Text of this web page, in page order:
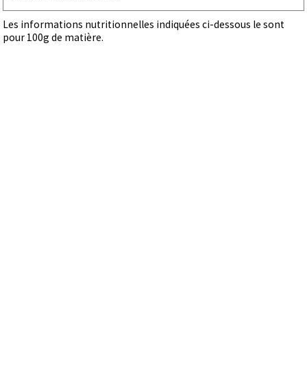
Les informations nutritionnelles indiquées ci-dessous le sont
pour 100g de matière.